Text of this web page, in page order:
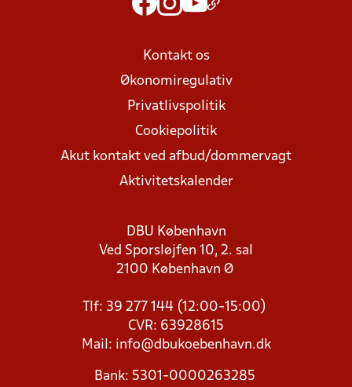
Kontakt os
Økonomiregulativ
Privatlivspolitik
Cookiepolitik
Akut kontakt ved afbud/dommervagt
Aktivitetskalender
DBU København
Ved Sporsløjfen 10, 2. sal
2100 København Ø
Tlf: 39 277 144 (12:00-15:00)
CVR: 63928615
Mail: info@dbukoebenhavn.dk
Bank: 5301-0000263285